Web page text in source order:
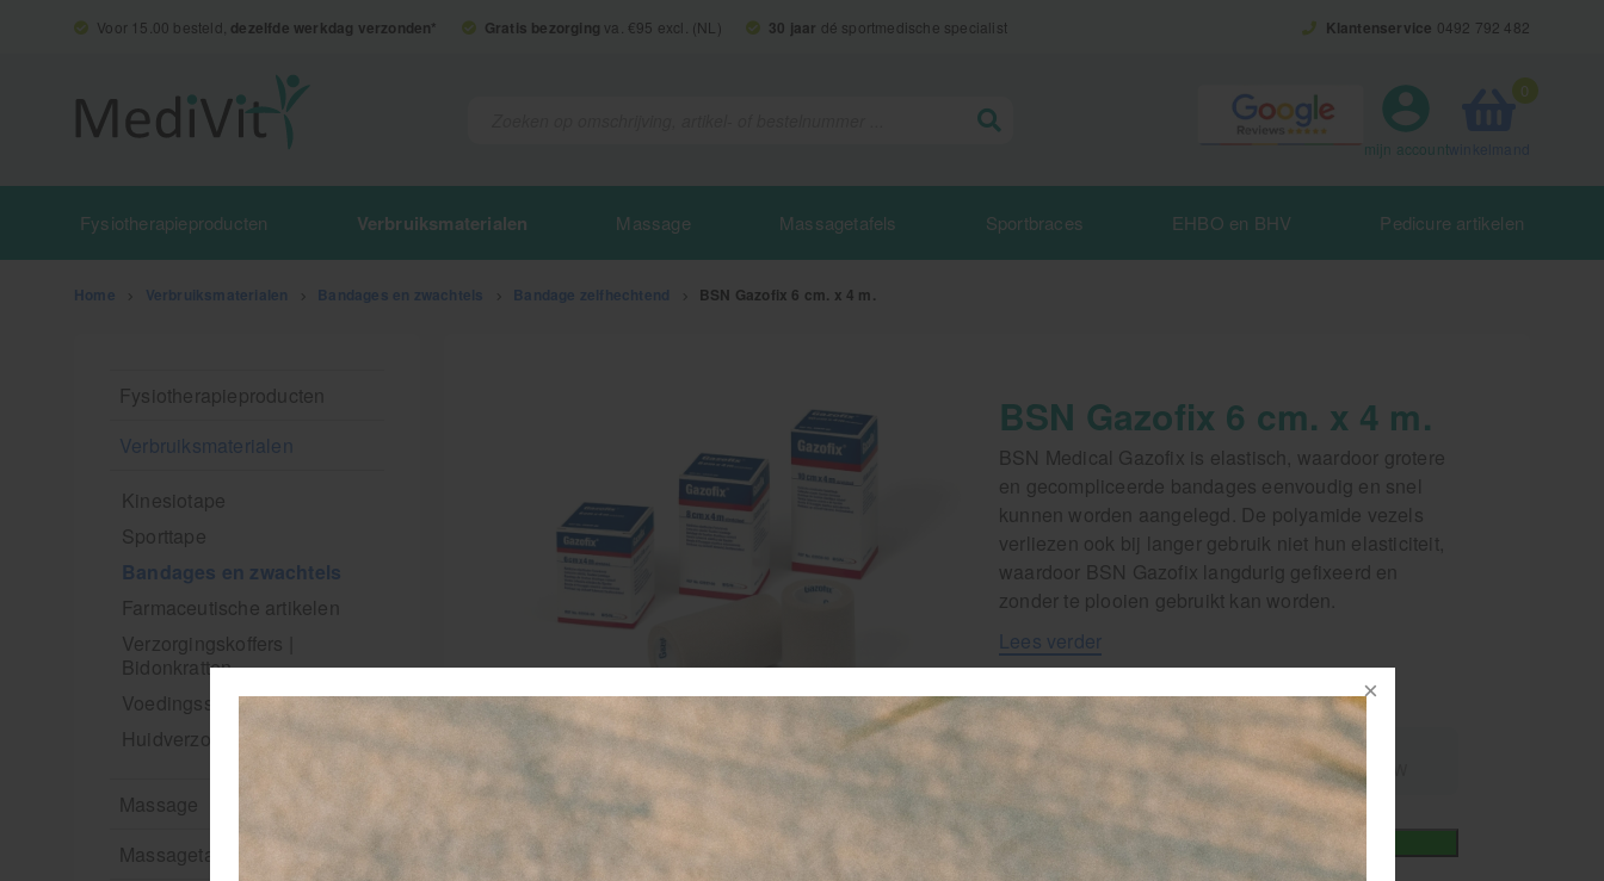
Voor 15.00 besteld, dezelfde werkdag verzonden* Gratis bezorging va. €95 excl. (NL) 30 jaar dé sportmedische specialist Klantenservice 0492 792 482
0
mijn account
Fysiotherapieproducten Verbruiksmaterialen Massage Massagetafels Sportbraces EHBO en BHV Pedicure artikelen
Home Verbruiksmaterialen Bandages en zwachtels Bandage zelfhechtend BSN Gazofix 6 cm. x 4 m.
Fysiotherapieproducten
Verbruiksmaterialen
Kinesiotape
Sporttape
Bandages en zwachtels
Farmaceutische artikelen
Verzorgingskoffers |
Bidonkratten
Voedingssupplementen
Huidverzorging
Massage
Massagetafels
BSN Gazofix 6 cm. x 4 m.
BSN Medical Gazofix is elastisch, waardoor grotere
en gecompliceerde bandages eenvoudig en snel
kunnen worden aangelegd. De polyamide vezels
verliezen ook bij langer gebruik niet hun elasticiteit,
waardoor BSN Gazofix langdurig gefixeerd en
zonder te plooien gebruikt kan worden.
Lees verder
Artikelnummer 103035
2,98 9% BTW 3,25 incl.
9% BTW
In winkelmand